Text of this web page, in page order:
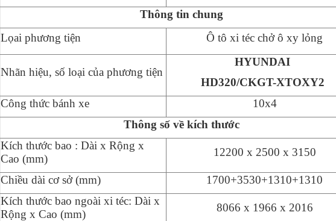
Thông tin chung
Lọai phương tiện Ô tô xi téc chở ô xy lỏng
Nhãn hiệu, số loại của phương tiện
HYUNDAI
HD320/CKGT-XTOXY2
Công thức bánh xe
10x4
Thông số về kích thước
Kích thước bao : Dài x Rộng x
Cao (mm)
12200 x 2500 x 31 50
Chiều dài cơ sở (mm) 1700+3530+1310+1310
Kích thước bao ngoài xi téc: Dài x
Rộng x Cao (mm)
8066 x 1966 x 2016